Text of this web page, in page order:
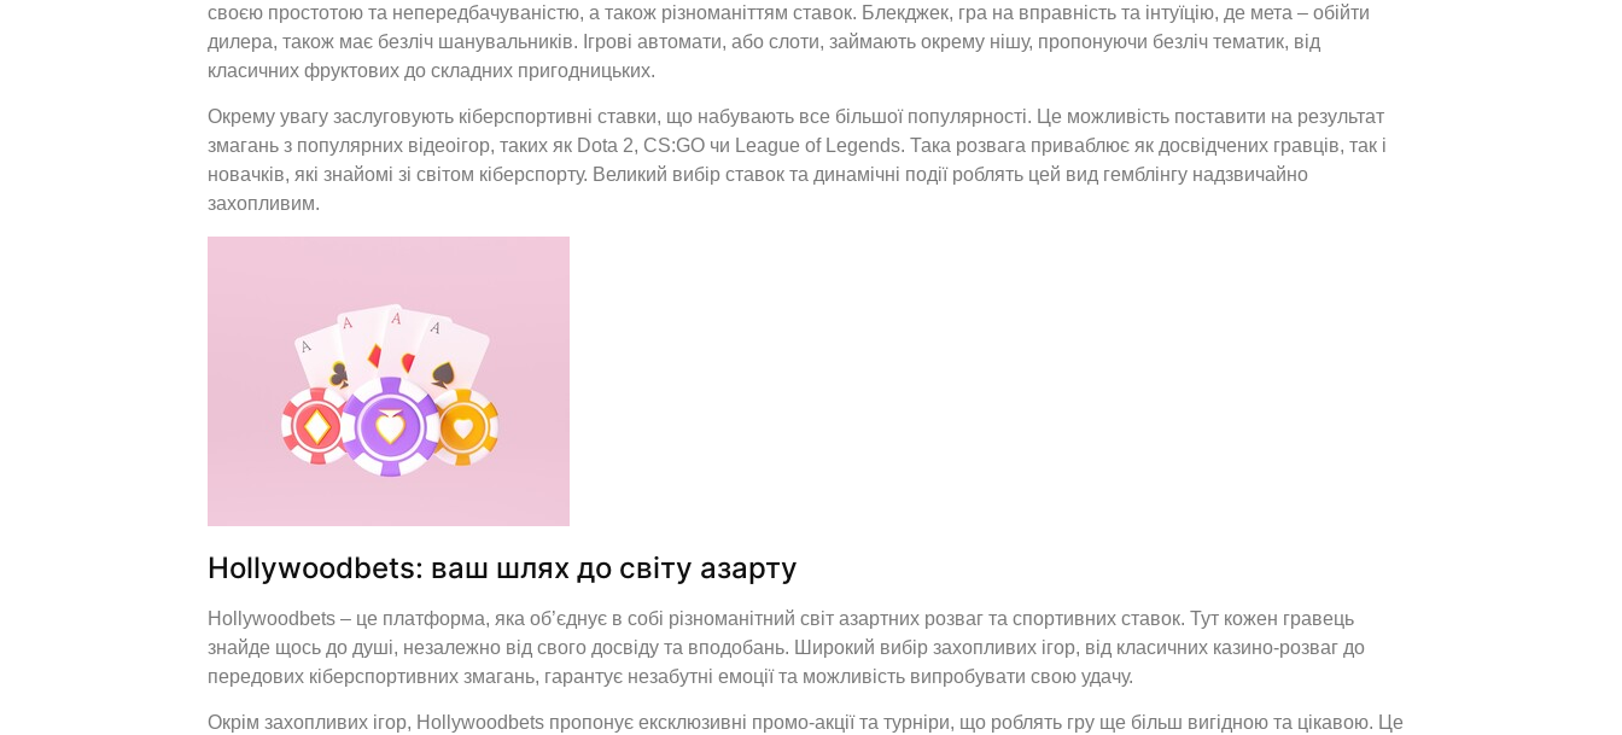
своєю простотою та непередбачуваністю, а також різноманіттям ставок. Блекджек, гра на вправність та інтуїцію, де мета – обійти
дилера, також має безліч шанувальників. Ігрові автомати, або слоти, займають окрему нішу, пропонуючи безліч тематик, від
класичних фруктових до складних пригодницьких.
Окрему увагу заслуговують кіберспортивні ставки, що набувають все більшої популярності. Це можливість поставити на результат
змагань з популярних відеоігор, таких як Dota 2, CS:GO чи League of Legends. Така розвага приваблює як досвідчених гравців, так і
новачків, які знайомі зі світом кіберспорту. Великий вибір ставок та динамічні події роблять цей вид гемблінгу надзвичайно
захопливим.
Hollywoodbets: ваш шлях до світу азарту
Hollywoodbets – це платформа, яка об’єднує в собі різноманітний світ азартних розваг та спортивних ставок. Тут кожен гравець
знайде щось до душі, незалежно від свого досвіду та вподобань. Широкий вибір захопливих ігор, від класичних казино-розваг до
передових кіберспортивних змагань, гарантує незабутні емоції та можливість випробувати свою удачу.
Окрім захопливих ігор, Hollywoodbets пропонує ексклюзивні промо-акції та турніри, що роблять гру ще більш вигідною та цікавою. Це